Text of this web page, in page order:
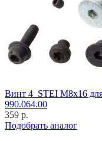
Винт 4_STEI M8x16
990.064.00
359 р.
Подобрать аналог